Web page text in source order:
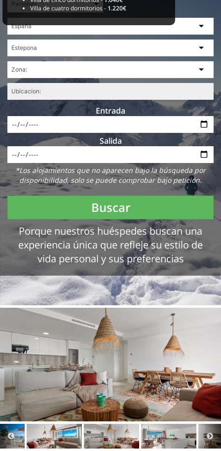
Entrada
Salida
*Los alojamientos que no aparecen bajo la búsqueda por
disponibilidad, solo se puede comprobar bajo petición.
Buscar
Porque nuestros huéspedes buscan una
experiencia única que refleje su estilo de
vida personal y sus preferencias
Villa de cuatro dormitorios - 1.220€